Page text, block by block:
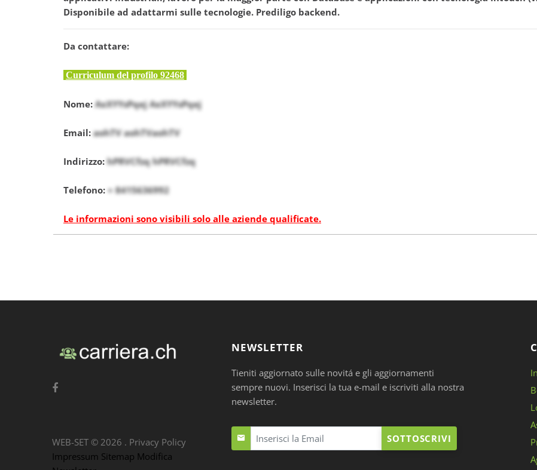
Disponibile ad adattarmi sulle tecnologie. Prediligo backend.
Da contattare:
Curriculum del profilo 92468
Nome:AxXYYsPqej AxXYYsPqej
Email:aohTV aohTVaohTV
Indirizzo: hPRVCfzq hPRVCfzq
Telefono: + 8415636992
Le informazioni sono visibili solo alle aziende qualificate.
NEWSLETTER
Tieniti aggiornato sulle novitá e gli aggiornamenti
sempre nuovi. Inserisci la tua e-mail e iscriviti alla nostra
newsletter.
SOTTOSCRIVI
WEB-SET © 2026 . Privacy Policy
Impressum Sitemap Modifica